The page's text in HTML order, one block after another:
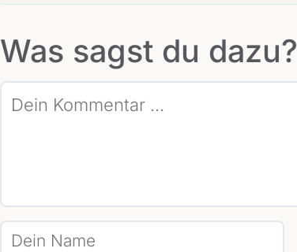
Was sagst du dazu?